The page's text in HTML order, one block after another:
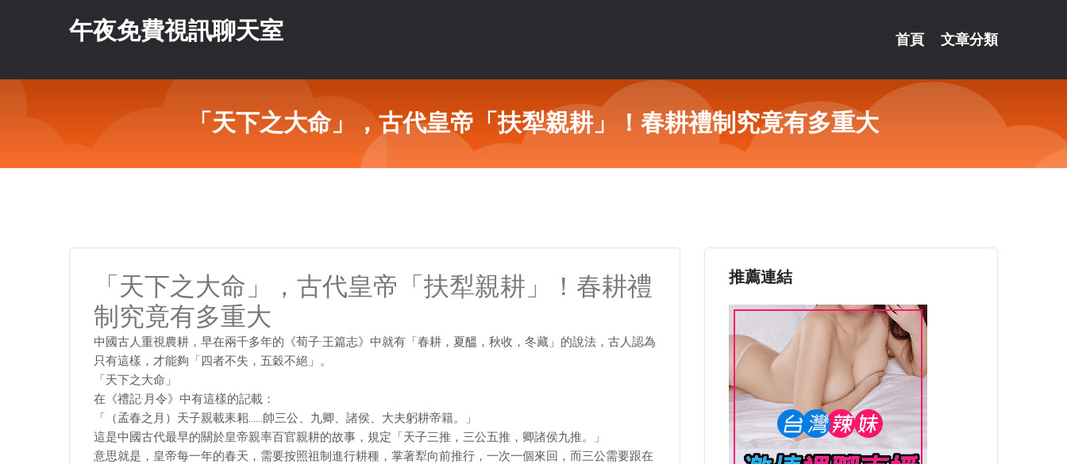
午夜免費視訊聊天室 首頁 文章分類
「天下之大命」，古代皇帝「扶犁親耕」！春耕禮制究竟有多重大
「天下之大命」，古代皇帝「扶犁親耕」！春耕禮
制究竟有多重大
中國古人重視農耕，早在兩千多年的《荀子·王篇志》中就有「春耕，夏醞，秋收，冬藏」的說法，古人認為
只有這樣，才能夠「四者不失，五穀不絕」。
「天下之大命」
在《禮記·月令》中有這樣的記載：
「（孟春之月）天子親載耒耜……帥三公、九卿、諸侯、大夫躬耕帝籍。」
這是中國古代最早的關於皇帝親率百官親耕的故事，規定「天子三推，三公五推，卿諸侯九推。」
意思就是，皇帝每一年的春天，需要按照祖制進行耕種，掌著犁向前推行，一次一個來回，而三公需要跟在
推薦連結